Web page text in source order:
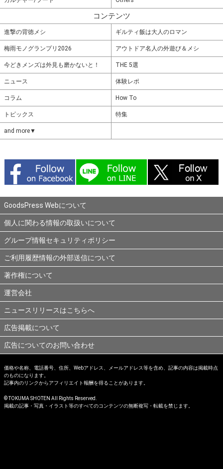
コンテンツ
進撃の背徳メシ ギルティ飯は大人のロマン
梅雨モノグランプリ2026 アウトドア名人の外遊び＆メシ
今どきメンズは外見も磨かないと！ THE 5選
ニュース 体験レポ
コラム How To
トピックス 特集
and more▼
GoodsPress Webについて
個人に関わる情報の取扱いについて
グループ情報セキュリティポリシー
ご利用履歴情報の外部送信について
著作権について
運営会社
ニュースリリースはこちらへ
広告掲載について
広告についてのお問い合わせ
価格や名称、電話番号、住所、Webアドレス、メールアドレス等を含め、記事の内容は掲載時点
のものになります。
記事内のリンクからアフィリエイト報酬を得ることがあります。
© TOKUMA SHOTEN All Rights Reserved.
掲載の記事・写真・イラスト等のすべてのコンテンツの無断複写・転載を禁じます。